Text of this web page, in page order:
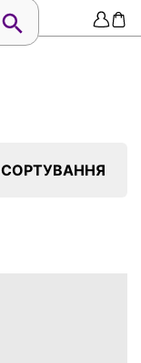
СОРТУВАННЯ